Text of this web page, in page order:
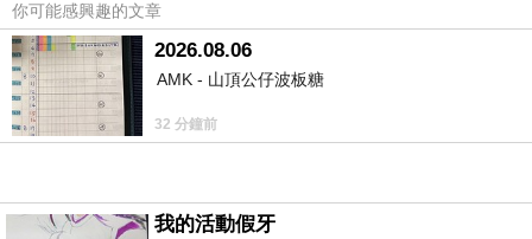
你可能感興趣的文章
2026.08.06
AMK - 山頂公仔波板糖
32 分鐘前
我的活動假牙